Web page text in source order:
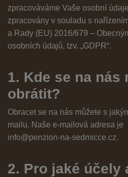
zpracováváme Vaše osobní
zpracovány v souladu s
a Rady (EU) 2016/679 –
osobních údajů, tzv. „GDPR“.
1. Kde se na nás
obrátit?
Obracet se na nás můžete s
mailu. Naše e-mailová adresa je
info@penzion-na-sedmicce.cz.
2. Pro jaké účely